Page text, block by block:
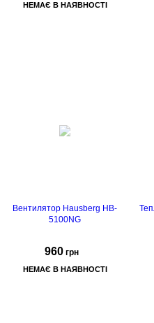
НЕМАЄ В НАЯВНОСТІ
Вентилятор Hausberg HB-
5100NG
960 грн
НЕМАЄ В НАЯВНОСТІ